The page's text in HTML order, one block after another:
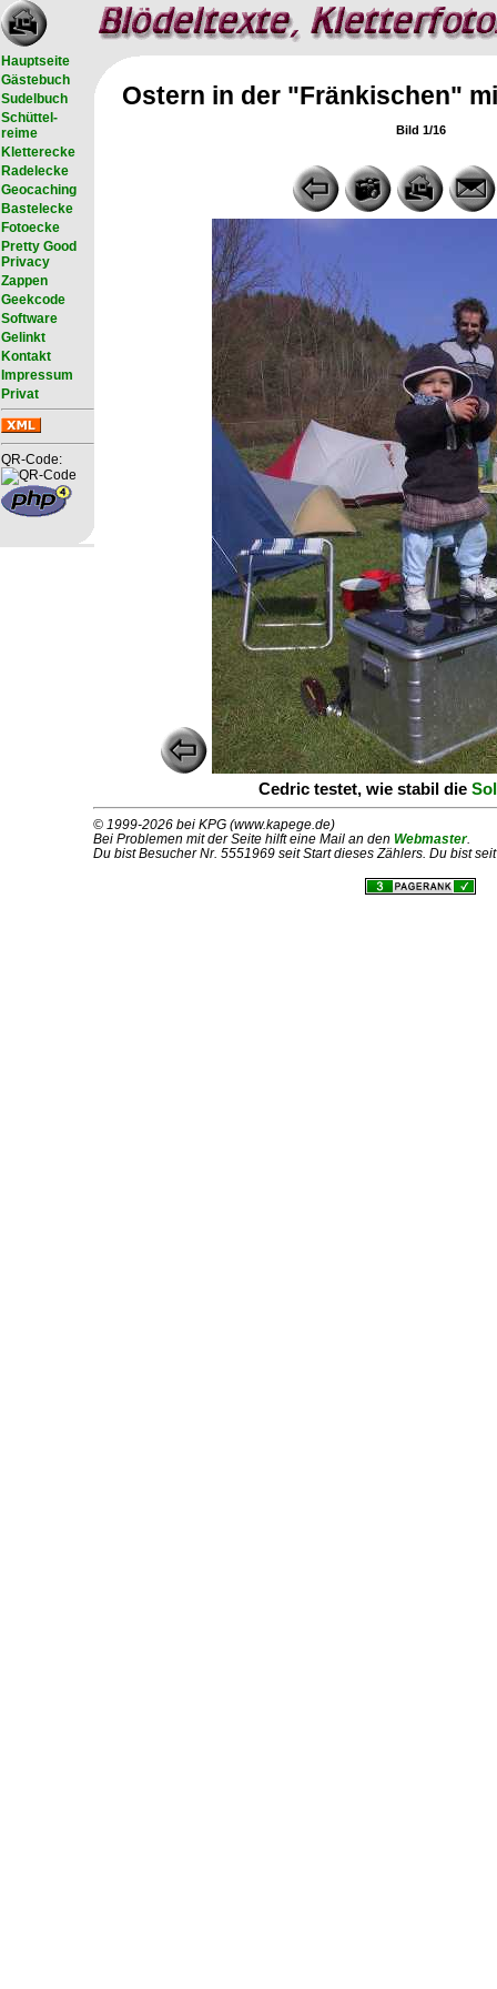
Hauptseite
Gästebuch
Sudelbuch
Schüttel-
reime
Kletterecke
Radelecke
Geocaching
Bastelecke
Fotoecke
Pretty Good
Privacy
Zappen
Geekcode
Software
Gelinkt
Kontakt
Impressum
Privat
QR-Code:
Ostern in der "Fränkischen"
Bild 1/16
Cedric testet, wie stabil die
© 1999-2026 bei KPG (www.kapege.de)
Bei Problemen mit der Seite hilft eine Mail an den Webmaster.
Du bist Besucher Nr. 5551969 seit Start dieses Zählers. Du bist